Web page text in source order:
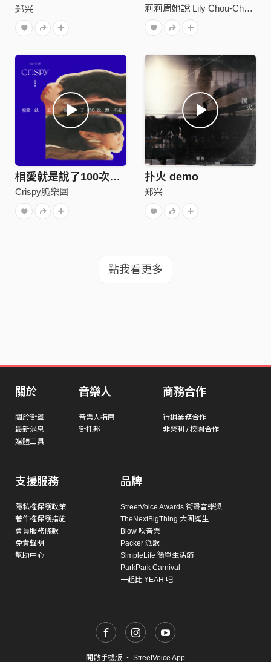
郑兴 莉莉周她說 Lily Chou-Chou Lied
相愛就是說了100次對不起（把我變成你ver.）
Crispy脆樂團
扑火 demo
郑兴
點我看更多
關於
關於街聲
最新消息
媒體工具
音樂人
音樂人指南
街托邦
商務合作
行銷業務合作
非營利 / 校園合作
支援服務
隱私權保護政策
著作權保護措施
會員服務條款
免責聲明
幫助中心
品牌
StreetVoice Awards 街聲音樂獎
TheNextBigThing 大團誕生
Blow 吹音樂
Packer 派歌
SimpleLife 簡單生活節
ParkPark Carnival
一起比 YEAH 吧
開啟手機版 ・ StreetVoice App